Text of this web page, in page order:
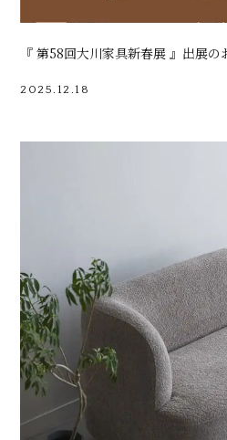
『 第58回大川家具新春展 』出展の
2025.12.18